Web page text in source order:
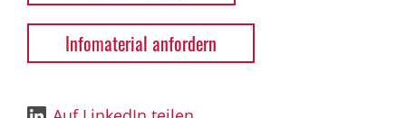
Infomaterial anfordern